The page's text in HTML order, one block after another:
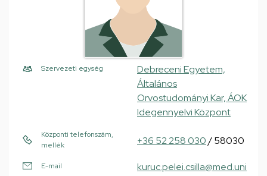
Szervezeti egység
Debreceni Egyetem,
Általános
Orvostudományi Kar, ÁOK
Idegennyelvi Központ
Központi telefonszám,
mellék
+36 52 258 030/ 58030
E-mail
kuruc.pelei.csilla@med.uni